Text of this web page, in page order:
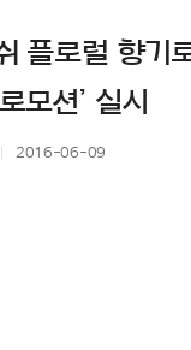
모든플로럴 향기
모션’ 실시
2016-06-09